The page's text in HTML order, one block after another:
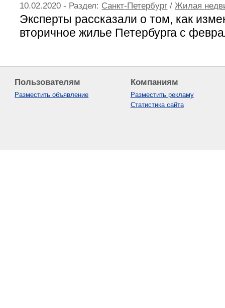
10.02.2020 - Раздел: Санкт-Петербург /Жилая
Эксперты рассказали о том, как
вторичное жилье Петербурга с
Пользователям
Разместить объявление
Компаниям
Разместить рекламу
Статистика сайта